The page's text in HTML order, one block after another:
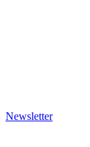
Newsletter